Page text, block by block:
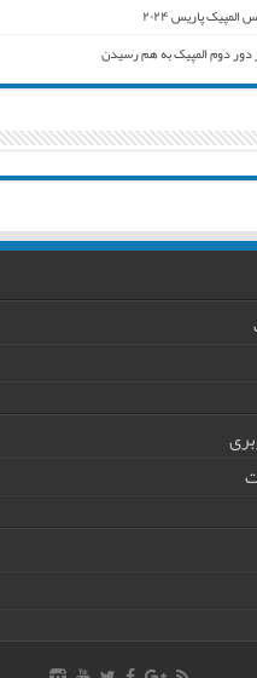
پاریس ۲۰۲۴
دور دوم المپیک به هم رسیدن